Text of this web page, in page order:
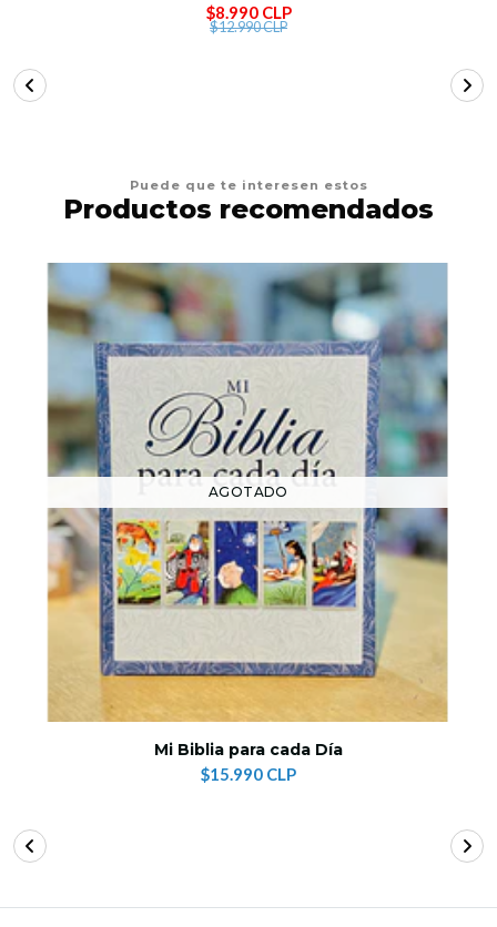
$8.990 CLP
$12.990 CLP
Puede que te interesen estos
Productos recomendados
AGOTADO
Mi Biblia para cada Día
$15.990 CLP